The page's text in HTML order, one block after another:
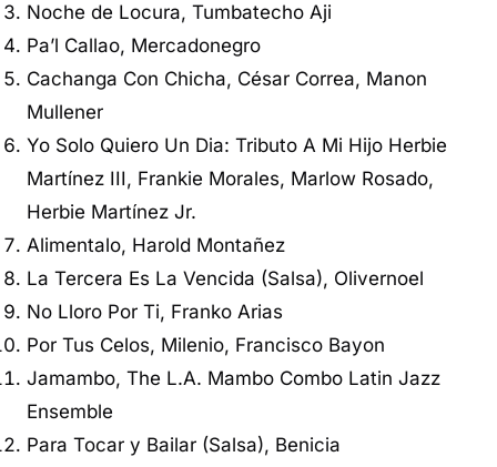
Noche de Locura, Tumbatecho Aji
Pa’l Callao, Mercadonegro
Cachanga Con Chicha, César Correa, Manon
Mullener
Yo Solo Quiero Un Dia: Tributo A Mi Hijo Herbie
Martínez III, Frankie Morales, Marlow Rosado,
Herbie Martínez Jr.
Alimentalo, Harold Montañez
La Tercera Es La Vencida (Salsa), Olivernoel
No Lloro Por Ti, Franko Arias
Por Tus Celos, Milenio, Francisco Bayon
Jamambo, The L.A. Mambo Combo Latin Jazz
Ensemble
Para Tocar y Bailar (Salsa), Benicia